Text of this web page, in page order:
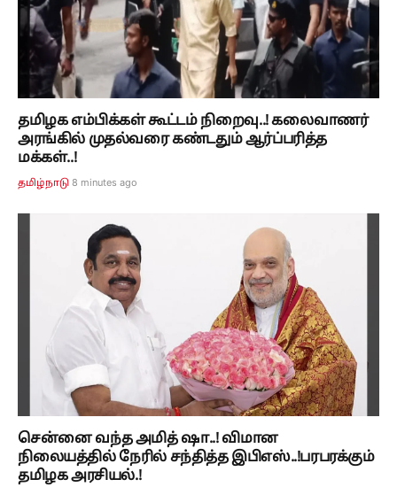
தமிழக எம்பிக்கள் கூட்டம் நிறைவு..! கலைவாணர்
அரங்கில் முதல்வரை கண்டதும் ஆர்ப்பரித்த
மக்கள்..!
தமிழ்நாடு 8 minutes ago
சென்னை வந்த அமித் ஷா..! விமான
நிலையத்தில் நேரில் சந்தித்த இபிஎஸ்..!பரபரக்கும்
தமிழக அரசியல்.!